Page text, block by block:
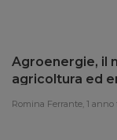
Agroenergie, il
agricoltura ed
Romina Ferrante, 1 anno